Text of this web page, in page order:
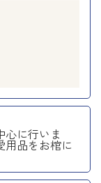
心に行いま
用品をお棺に